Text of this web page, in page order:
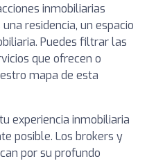
inmobiliarias
residencia, un espacio
Puedes filtrar las
que ofrecen o
mapa de esta
experiencia inmobiliaria
posible. Los brokers y
por su profundo